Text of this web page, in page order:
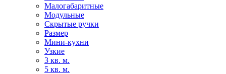
Малогабаритные
Модульные
Скрытые ручки
Размер
Мини-кухни
Узкие
3 кв. м.
5 кв. м.